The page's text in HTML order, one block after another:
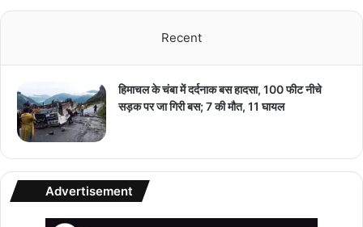
Recent
हिमाचल के चंबा में दर्दनाक बस हादसा, 100 फीट नीचे
सड़क पर जा गिरी बस; 7 की मौत, 11 घायल
Advertisement